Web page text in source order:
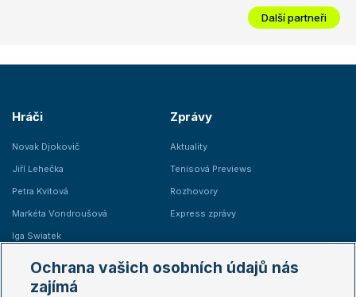
Další partneři
Hráči
Novak Djokovič
Jiří Lehečka
Petra Kvitová
Markéta Vondroušová
Iga Swiatek
Zprávy
Aktuality
Tenisová Previews
Rozhovory
Express zprávy
Žebříčky
Ochrana vašich osobních údajů nás
zajímá